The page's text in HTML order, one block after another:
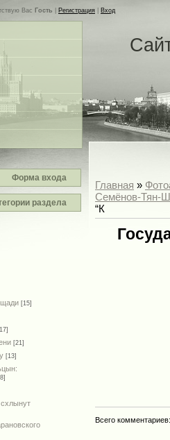
Вас Гость Регистрация Вход
Форма входа
раздела
[15]
[21]
[13]
Главная »
Семёнов-Тян-
“К
Всего комментариев